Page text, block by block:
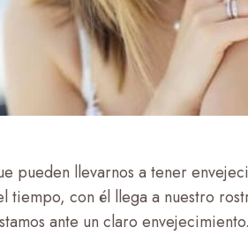
pueden llevarnos a tener
tiempo, con él llega a nuestro
ante un claro envejecimiento.